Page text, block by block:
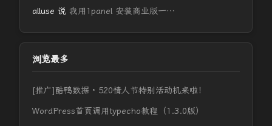
alluse 说 我用1panel 安装商业版一…
浏览最多
[推广]酷鸭数据 · 520情人节特别活动机来啦！
WordPress首页调用typecho教程（1.3.0版）